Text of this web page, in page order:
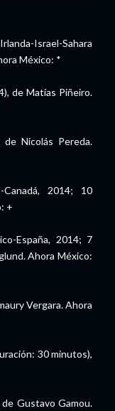
Israel-Sahara
México: *
de Matías Piñeiro.
de Nicolás Pereda.
Canadá, 2014; 10
+
España, 2014; 7
Ahora México:
Vergara. Ahora
30 minutos),
Gustavo Gamou.